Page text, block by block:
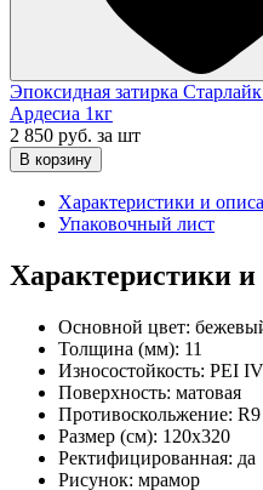
Эпоксидная затирка
Ардесиа 1кг
2 850 руб. за шт
В корзину
Характеристики и
Упаковочный лист
Характеристики и
Основной цвет:
Толщина (мм): 11
Износостойкость: PEI IV
Поверхность: матовая
Противоскольжение: R9
Размер (см): 120x320
Ректифицированная: да
Рисунок: мрамор